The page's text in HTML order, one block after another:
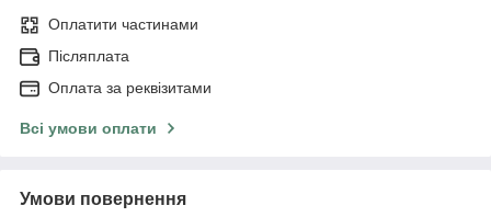
Оплатити частинами
Післяплата
Оплата за реквізитами
Всі умови оплати
Умови повернення